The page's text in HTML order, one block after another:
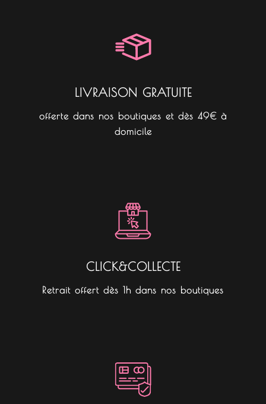
a
m
LIVRAISON GRATUITE
offerte dans nos boutiques et dès 49€ à
domicile
CLICK&COLLECTE
Retrait offert dès 1h dans nos boutiques